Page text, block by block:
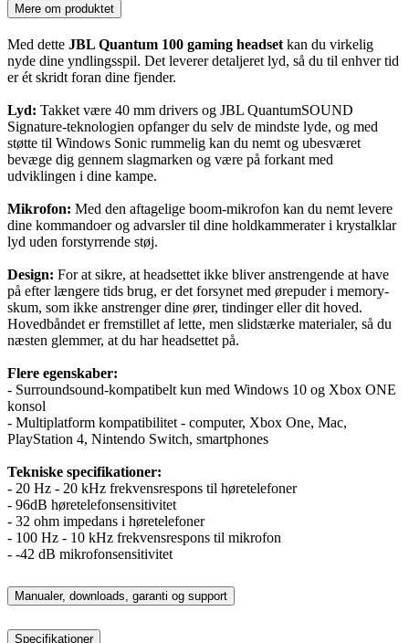
Mere om produktet
Med dette JBL Quantum 100 gaming headset kan du virkelig
nyde dine yndlingsspil. Det leverer detaljeret lyd, så du til enhver tid
er ét skridt foran dine fjender.
Lyd: Takket være 40 mm drivers og JBL QuantumSOUND
Signature-teknologien opfanger du selv de mindste lyde, og med
støtte til Windows Sonic rummelig kan du nemt og ubesværet
bevæge dig gennem slagmarken og være på forkant med
udviklingen i dine kampe.
Mikrofon: Med den aftagelige boom-mikrofon kan du nemt levere
dine kommandoer og advarsler til dine holdkammerater i krystalklar
lyd uden forstyrrende støj.
Design: For at sikre, at headsettet ikke bliver anstrengende at have
på efter længere tids brug, er det forsynet med ørepuder i memory-
skum, som ikke anstrenger dine ører, tindinger eller dit hoved.
Hovedbåndet er fremstillet af lette, men slidstærke materialer, så du
næsten glemmer, at du har headsettet på.
Flere egenskaber:
- Surroundsound-kompatibelt kun med Windows 10 og Xbox ONE
konsol
- Multiplatform kompatibilitet - computer, Xbox One, Mac,
PlayStation 4, Nintendo Switch, smartphones
Tekniske specifikationer:
- 20 Hz - 20 kHz frekvensrespons til høretelefoner
- 96dB høretelefonsensitivitet
- 32 ohm impedans i høretelefoner
- 100 Hz - 10 kHz frekvensrespons til mikrofon
- -42 dB mikrofonsensitivitet
Manualer, downloads, garanti og support
Specifikationer